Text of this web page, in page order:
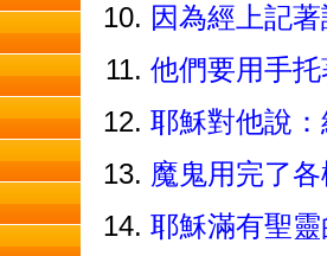
因為經上記
他們要用手
耶穌對他說
魔鬼用完了
耶穌滿有聖